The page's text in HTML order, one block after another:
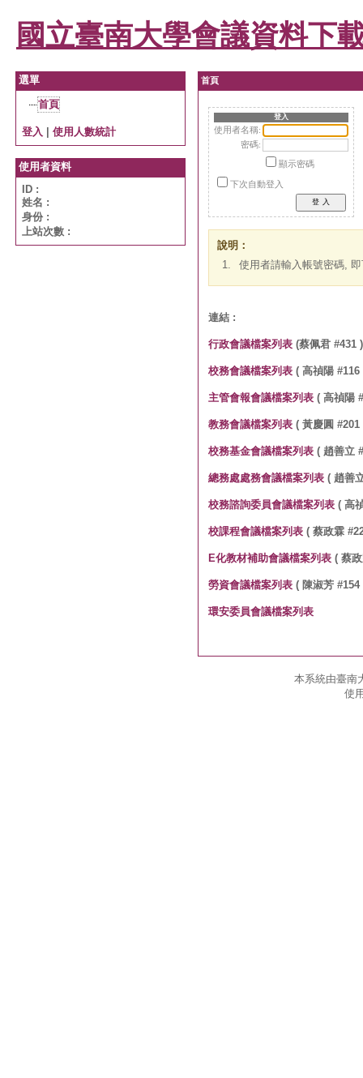
國立臺南大學會議資料下
選單
首頁
登入 使用人數統計
使用者資料
ID :
姓名 :
身份 :
上站次數 :
首頁
登入
使用者名稱:
密碼:
顯示密碼
下次自動登入
說明：
1.
使用者請輸入帳號密碼,
連結 :
行政會議檔案列表 (蔡佩君 #431 )
校務會議檔案列表 ( 高禎陽 #116
主管會報會議檔案列表 ( 高禎陽
教務會議檔案列表 ( 黃慶圓 #201
校務基金會議檔案列表 ( 趙善立
總務處處務會議檔案列表 ( 趙善
校務諮詢委員會議檔案列表 ( 高
校課程會議檔案列表 ( 蔡政霖
E化教材補助會議檔案列表 ( 蔡
勞資會議檔案列表 ( 陳淑芳 #154
環安委員會議檔案列表
本系統由臺南
使